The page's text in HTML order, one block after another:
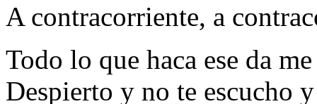
A contracorriente, a
Todo lo que haca ese da
Despierto y no te escucho